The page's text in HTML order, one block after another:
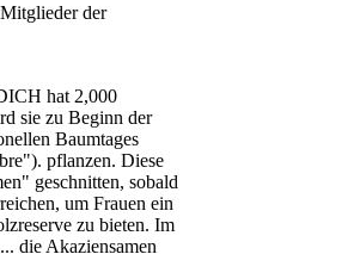
der
hat 2,000
sie zu Beginn der
Baumtages
pflanzen. Diese
geschnitten, sobald
um Frauen ein
zu bieten. Im
die Akaziensamen